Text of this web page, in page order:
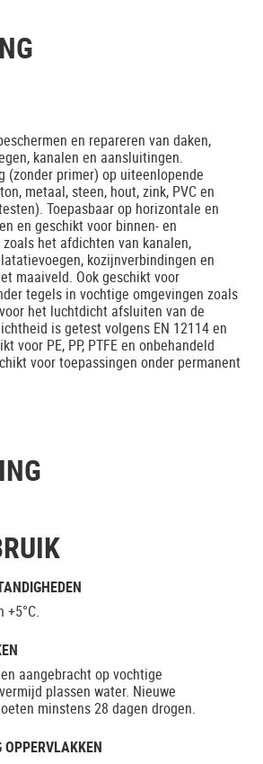
en repareren van daken,
kanalen en aansluitingen.
(zonder primer) op uiteenlopende
metaal, steen, hout, zink, PVC en
Toepasbaar op horizontale en
en geschikt voor binnen- en
het afdichten van kanalen,
kozijnverbindingen en
maaiveld. Ook geschikt voor
tegels in vochtige omgevingen zoals
het luchtdicht afsluiten van de
is getest volgens EN 12114 en
voor PE, PP, PTFE en onbehandeld
voor toepassingen onder permanent
+5°C.
aangebracht op vochtige
plassen water. Nieuwe
minstens 28 dagen drogen.